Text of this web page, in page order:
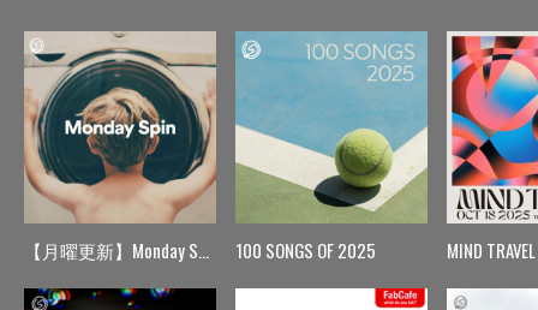
【月曜更新】Monday Spin 100 SONGS OF 2025 MIND TRAVEL